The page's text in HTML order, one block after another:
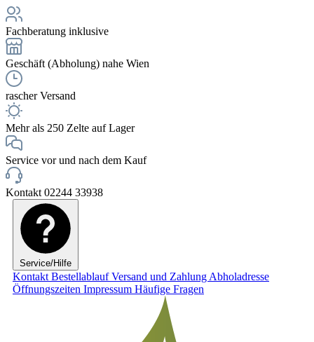
Fachberatung inklusive
Geschäft (Abholung) nahe Wien
rascher Versand
Mehr als 250 Zelte auf Lager
Service vor und nach dem Kauf
Kontakt 02244 33938
Service/Hilfe
Kontakt BestellablaufVersand und Zahlung Abholadresse
Öffnungszeiten Impressum Häufige Fragen